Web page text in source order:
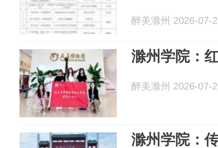
醉美滁州 2026-07-
滁州学院：
醉美滁州 2026-07-
滁州学院：